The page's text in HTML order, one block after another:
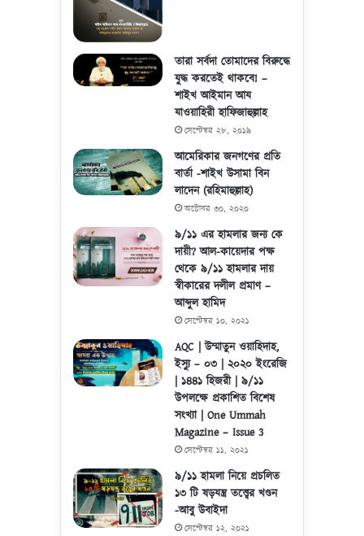
তারা সর্বদা তোমাদের বিরুদ্ধে
যুদ্ধ করতেই থাকবে! –
শাইখ আইমান আয
যাওয়াহিরী হাফিজাহুল্লাহ
সেপ্টেম্বর ২৮, ২০১৯
আমেরিকার জনগণের প্রতি
বার্তা -শাইখ উসামা বিন
লাদেন (রহিমাহুল্লাহ)
অক্টোবর ৩০, ২০২০
৯/১১ এর হামলার জন্য কে
দায়ী? আল-কায়েদার পক্ষ
থেকে ৯/১১ হামলার দায়
স্বীকারের দলীল প্রমাণ –
আব্দুল হামিদ
সেপ্টেম্বর ১০, ২০২১
AQC | উম্মাতুন ওয়াহিদাহ,
ইস্যু – ০৩ | ২০২০ ইংরেজি
| ১৪৪১ হিজরী | ৯/১১
উপলক্ষে প্রকাশিত বিশেষ
সংখ্যা | One Ummah
Magazine – Issue 3
সেপ্টেম্বর ১১, ২০২১
৯/১১ হামলা নিয়ে প্রচলিত
১৩ টি ষড়যন্ত্র তত্ত্বের খণ্ডন
-আবু উবাইদা
সেপ্টেম্বর ১২, ২০২১